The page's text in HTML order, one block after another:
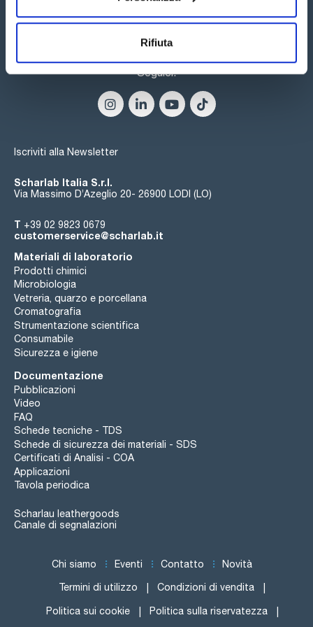
Rifiuta
I kit AlerTox® ELISA sono caratterizzati da:
-Alta sensibilità: rileva bassi livelli di allergeni (ppm/ppb/ppt).
-Facile da usare: protocollo semplice e facile da seguire.
-Affidabilità: risultati coerenti tra un test e l'altro.
-Facile da interpretare: l'intensità del colore indica i livelli di
Seguici:
Iscriviti alla Newsletter
Scharlab Italia S.r.l.
Via Massimo D’Azeglio 20- 26900 LODI (LO)
T +39 02 9823 0679
customerservice@scharlab.it
Materiali di laboratorio
Prodotti chimici
Microbiologia
Vetreria, quarzo e porcellana
Cromatografia
Strumentazione scientifica
Consumabile
Sicurezza e igiene
Documentazione
Pubblicazioni
Video
FAQ
Schede tecniche - TDS
Schede di sicurezza dei materiali - SDS
Certificati di Analisi - COA
Applicazioni
Tavola periodica
Scharlau leathergoods
Canale di segnalazioni
Chi siamo Eventi Contatto Novità
Termini di utilizzo Condizioni di vendita
Politica sui cookie Politica sulla riservatezza